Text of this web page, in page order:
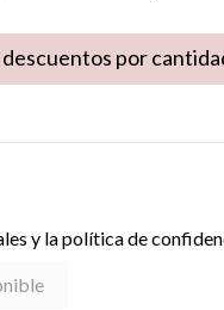
descuentos por
y la política de